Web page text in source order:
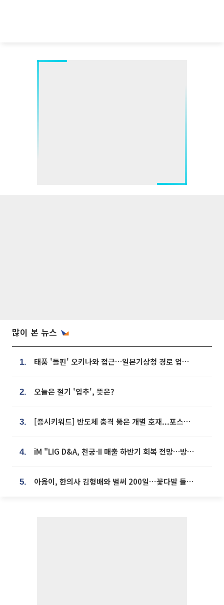
많이 본 뉴스
1. 태풍 '돌핀' 오키나와 접근…일본기상청 경로 업데이트
2. 오늘은 절기 '입추', 뜻은?
3. [증시키워드] 반도체 충격 뚫은 개별 호재...포스코퓨처엠·에코프로·한화솔루션 '눈길'
4. iM "LIG D&A, 천궁-II 매출 하반기 회복 전망…방산 톱픽 유지"
5. 아옳이, 한의사 김형배와 벌써 200일⋯꽃다발 들고 "프러포즈 아냐"